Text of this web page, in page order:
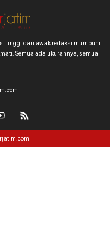
tinggi dari awak redaksi mumpuni
Semua ada ukurannya, semua